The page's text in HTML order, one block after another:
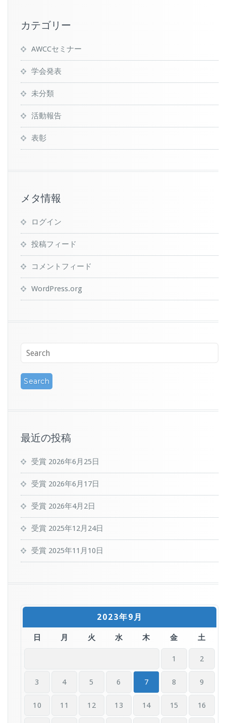
カテゴリー
AWCCセミナー
学会発表
未分類
活動報告
表彰
メタ情報
ログイン
投稿フィード
コメントフィード
WordPress.org
最近の投稿
受賞 2026年6月25日
受賞 2026年6月17日
受賞 2026年4月2日
受賞 2025年12月24日
受賞 2025年11月10日
2023年9月
日 月 火 水 木 金 土
1 2
3 4 5 6 7 8 9
10 11 12 13 14 15 16